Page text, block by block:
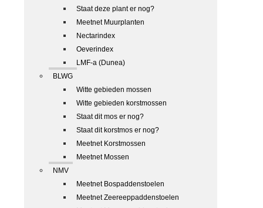
Staat deze plant er nog?
Meetnet Muurplanten
Nectarindex
Oeverindex
LMF-a (Dunea)
BLWG
Witte gebieden mossen
Witte gebieden korstmossen
Staat dit mos er nog?
Staat dit korstmos er nog?
Meetnet Korstmossen
Meetnet Mossen
NMV
Meetnet Bospaddenstoelen
Meetnet Zeereeppaddenstoelen